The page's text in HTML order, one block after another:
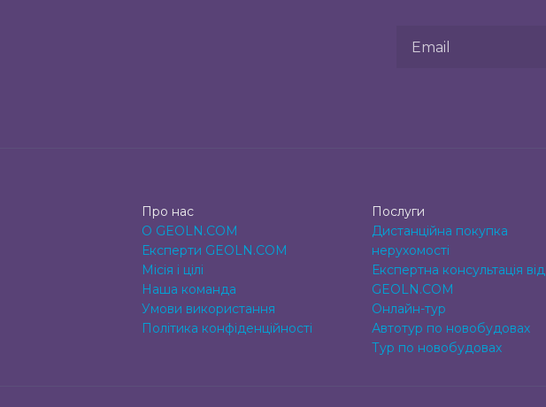
Про нас
О GEOLN.COM
Експерти GEOLN.COM
Місія і цілі
Наша команда
Умови використання
Політика конфіденційності
Послуги
Дистанційна покупка
нерухомості
Експертна консультація від
GEOLN.COM
Онлайн-тур
Автотур по новобудовах
Тур по новобудовах